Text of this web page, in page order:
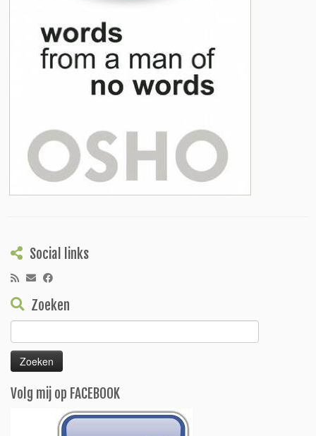
Social links
Zoeken
naar:
Volg mij op FACEBOOK